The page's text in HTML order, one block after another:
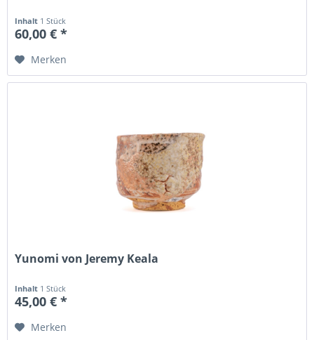
Inhalt 1 Stück
60,00 € *
Merken
Yunomi von Jeremy Keala
Inhalt 1 Stück
45,00 € *
Merken